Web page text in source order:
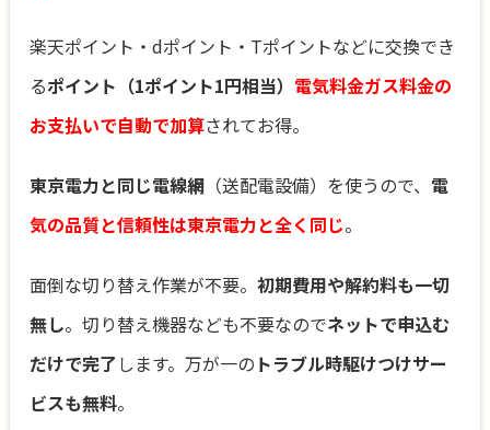
楽天ポイント・dポイント・Tポイントなどに交換でき
るポイント（1ポイント1円相当） 電気料金ガス料金の
お支払いで自動で加算されてお得。
東京電力と同じ電線網（送配電設備）を使うので、 電
気の品質と信頼性は東京電力と全く同じ。
面倒な切り替え作業が不要。 初期費用や解約料も一切
無し。切り替え機器なども不要なのでネットで申込む
だけで完了します。万が一の トラブル時駆けつけサー
ビスも無料。